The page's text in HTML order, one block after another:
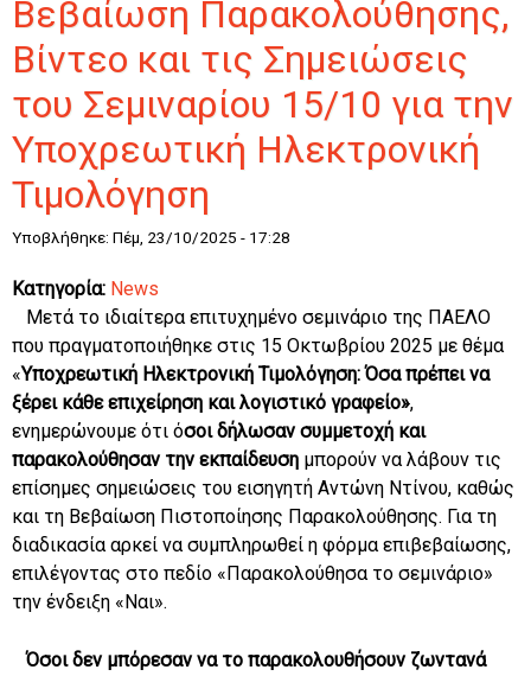
Βεβαίωση Παρακολούθησης,
Βίντεο και τις Σημειώσεις
του Σεμιναρίου 15/10 για την
Υποχρεωτική Ηλεκτρονική
Τιμολόγηση
Υποβλήθηκε: Πέμ, 23/10/2025 - 17:28
Κατηγορία: News
Μετά το ιδιαίτερα επιτυχημένο σεμινάριο της ΠΑΕΛΟ
που πραγματοποιήθηκε στις 15 Οκτωβρίου 2025 με θέμα
«Υποχρεωτική Ηλεκτρονική Τιμολόγηση: Όσα πρέπει να
ξέρει κάθε επιχείρηση και λογιστικό γραφείο»,
ενημερώνουμε ότι όσοι δήλωσαν συμμετοχή και
παρακολούθησαν την εκπαίδευση μπορούν να λάβουν τις
επίσημες σημειώσεις του εισηγητή Αντώνη Ντίνου, καθώς
και τη Βεβαίωση Πιστοποίησης Παρακολούθησης. Για τη
διαδικασία αρκεί να συμπληρωθεί η φόρμα επιβεβαίωσης,
επιλέγοντας στο πεδίο «Παρακολούθησα το σεμινάριο»
την ένδειξη «Ναι».
Όσοι δεν μπόρεσαν να το παρακολουθήσουν ζωντανά